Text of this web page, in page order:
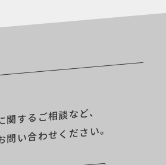
するご相談など、
い合わせください。